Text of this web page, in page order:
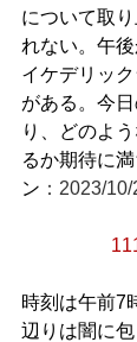
について取
れない。午
イケデリッ
がある。今
り、どのよ
るか期待に
ン ：2023/
時刻は午前7
辺りは闇に